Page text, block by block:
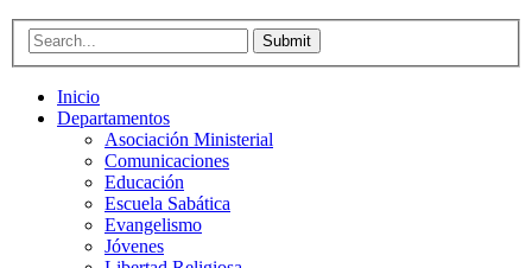
Submit
Inicio
Departamentos
Asociación Ministerial
Comunicaciones
Educación
Escuela Sabática
Evangelismo
Jóvenes